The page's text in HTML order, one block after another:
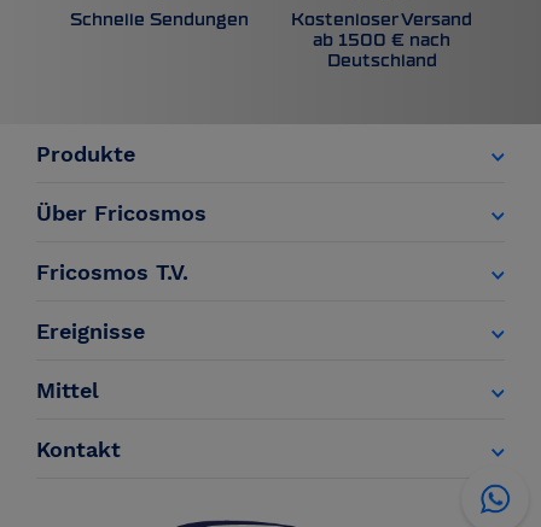
Schnelle Sendungen
Kostenloser Versand
ab 1500 € nach
Deutschland
Produkte
Über Fricosmos
Fricosmos T.V.
Ereignisse
Mittel
Kontakt